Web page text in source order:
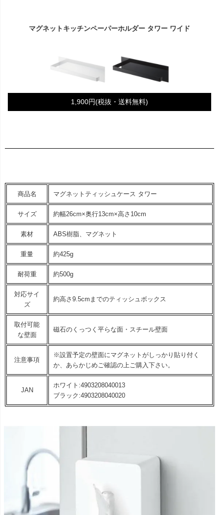
マグネットキッチンペーパーホルダー タワー ワイド
1,900円(税抜・送料無料)
商品名 マグネットティッシュケース タワー
サイズ 約幅26cm×奥行13cm×高さ10cm
素材 ABS樹脂、マグネット
重量 約425g
耐荷重 約500g
対応サイ
ズ
約高さ9.5cmまでのティッシュボックス
取付可能
な壁面
磁石のくっつく平らな面・スチール壁面
注意事項
※設置予定の壁面にマグネットがしっかり貼り付く
か、あらかじめご確認の上ご購入下さい。
JAN
ホワイト:4903208040013
ブラック:4903208040020